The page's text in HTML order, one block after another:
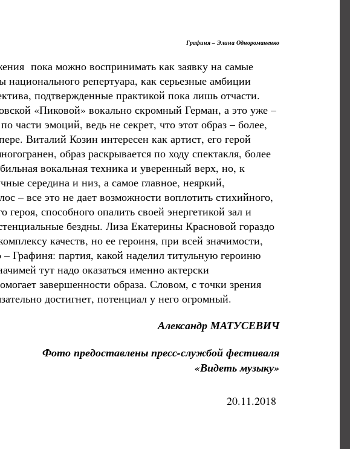
Графиня – Элина Однороманенко
пока можно воспринимать как заявку на самые
национального репертуара, как серьезные амбиции
подтвержденные практикой пока лишь отчасти.
«Пиковой» вокально скромный Герман, а это уже –
части эмоций, ведь не секрет, что этот образ – более,
Виталий Козин интересен как артист, его герой
образ раскрывается по ходу спектакля, более
вокальная техника и уверенный верх, но, к
середина и низ, а самое главное, неяркий,
– все это не дает возможности воплотить стихийного,
героя, способного опалить своей энергетикой зал и
бездны. Лиза Екатерины Красновой гораздо
качеств, но ее героиня, при всей значимости,
Графиня: партия, какой наделил титульную героиню
тут надо оказаться именно актерски
завершенности образа. Словом, с точки зрения
достигнет, потенциал у него огромный.
Александр МАТУСЕВИЧ
Фото предоставлены пресс-службой фестиваля
«Видеть музыку»
20.11.2018